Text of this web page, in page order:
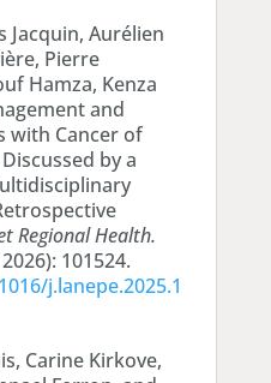
Jacquin, Aurélien
Pierre
Hamza, Kenza
and
with Cancer of
by a
Regional Health.
101524.
j.lanepe.2025.1
Carine Kirkove,